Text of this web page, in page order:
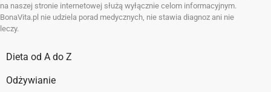
na naszej stronie internetowej służą wyłącznie celom informacyjnym.
BonaVita.pl nie udziela porad medycznych, nie stawia diagnoz ani nie
leczy.
Dieta od A do Z
Odżywianie